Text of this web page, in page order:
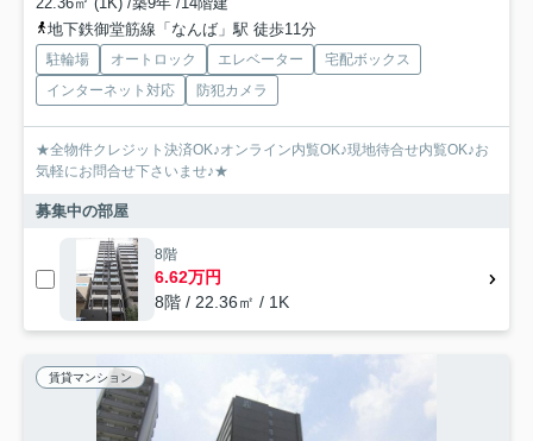
地下鉄御堂筋線「なんば」駅 徒歩11分
駐輪場 オートロック エレベーター
宅配ボックス
インターネット対応
防犯カメラ
★全物件クレジット決済OK♪オンライン内覧OK♪現地待合せ内覧OK♪お
気軽にお問合せ下さいませ♪★
募集中の部屋
8階
6.62万円
8階 / 22.36㎡ / 1K
賃貸マンション